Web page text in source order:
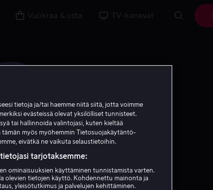
Vuokraa & osta TV-kanavat
Berger
tietoja ja/tai haemme niitä siitä, jotta voimme
evästeissä olevat yksilölliset tunnisteet.
tai hallinnoida valintojasi, kuten kieltää
myös myöhemmin Tietosuojakäytäntö-
eivätkä ne vaikuta selaustietoihin.
tarjotaksemme:
ominaisuuksien käyttäminen tunnistamista varten.
olevien tietojen käyttö. Kohdennettu mainonta ja
yleisötutkimus ja palvelujen kehittäminen.